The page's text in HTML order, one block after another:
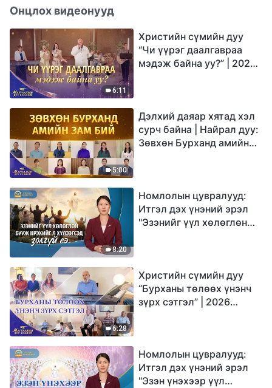
Онцлох видеонууд
6:11
Христийн сүмийн дуу
“Чи үүрэг даалгавраа
мэдэж байна уу?” | 2026
5:00
Дэлхий даяар хятад хэл
сурч байна | Найрал дуу:
Зөвхөн Бурханд амийн
8:20
Номлолын цувралууд:
Итгэл дэх үнэний эрэл
"Эзэнийг үүл хөлөглөн
6:28
Христийн сүмийн дуу
“Бурханы төлөөх үнэнч
зүрх сэтгэл” | 2026
Номлолын цувралууд:
Итгэл дэх үнэний эрэл
"Эзэн үнэхээр үүл